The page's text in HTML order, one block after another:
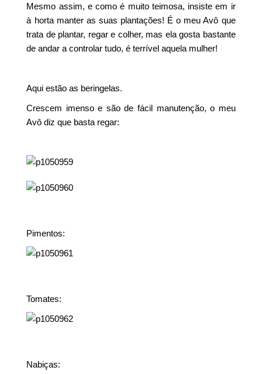
Mesmo assim, e como é muito teimosa, insiste em ir
à horta manter as suas plantações! É o meu Avô que
trata de plantar, regar e colher, mas ela gosta bastante
de andar a controlar tudo, é terrível aquela mulher!
Aqui estão as beringelas.
Crescem imenso e são de fácil manutenção, o meu
Avô diz que basta regar:
Pimentos:
Tomates:
Nabiças: